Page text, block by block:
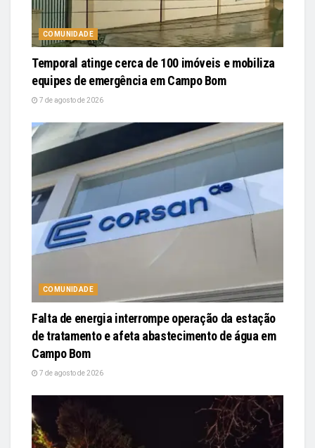
COMUNIDADE
Temporal atinge cerca de 100 imóveis e mobiliza
equipes de emergência em Campo Bom
7 de agosto de 2026
COMUNIDADE
Falta de energia interrompe operação da estação
de tratamento e afeta abastecimento de água em
Campo Bom
7 de agosto de 2026